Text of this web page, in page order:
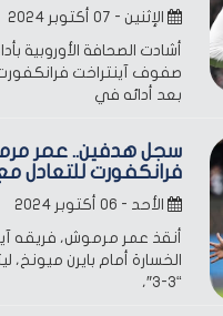
الإثنين - ٠٧ أكتوبر ٢٠٢٤
أشادت الصحافة الأوروبية
صفوف آينتراخت
بعد أدائه في
سجل هدفين.. عمر
فرانكفورت للتعادل
الأحد - ٠٦ أكتوبر ٢٠٢٤
أنقذ عمر مرموش، فريقه
الخسارة أمام بايرن ميونخ،
“3-3″،